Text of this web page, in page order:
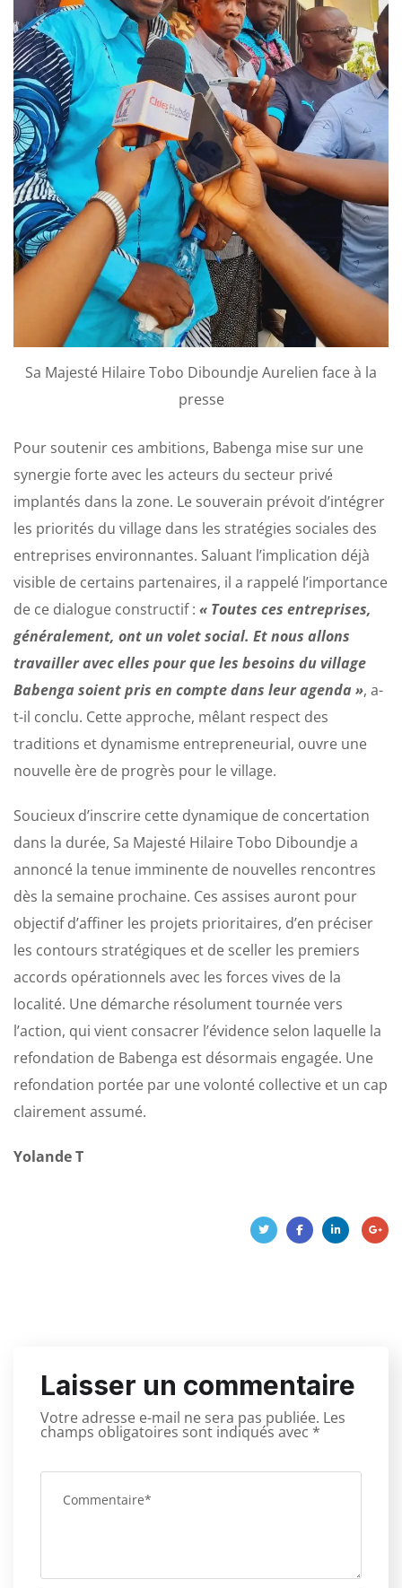
Sa Majesté Hilaire Tobo Diboundje Aurelien face à la
presse
Pour soutenir ces ambitions, Babenga mise sur une
synergie forte avec les acteurs du secteur privé
implantés dans la zone. Le souverain prévoit d’intégrer
les priorités du village dans les stratégies sociales des
entreprises environnantes. Saluant l’implication déjà
visible de certains partenaires, il a rappelé l’importance
de ce dialogue constructif : « Toutes ces entreprises,
généralement, ont un volet social. Et nous allons
travailler avec elles pour que les besoins du village
Babenga soient pris en compte dans leur agenda », a-
t-il conclu. Cette approche, mêlant respect des
traditions et dynamisme entrepreneurial, ouvre une
nouvelle ère de progrès pour le village.
Soucieux d’inscrire cette dynamique de concertation
dans la durée, Sa Majesté Hilaire Tobo Diboundje a
annoncé la tenue imminente de nouvelles rencontres
dès la semaine prochaine. Ces assises auront pour
objectif d’affiner les projets prioritaires, d’en préciser
les contours stratégiques et de sceller les premiers
accords opérationnels avec les forces vives de la
localité. Une démarche résolument tournée vers
l’action, qui vient consacrer l’évidence selon laquelle la
refondation de Babenga est désormais engagée. Une
refondation portée par une volonté collective et un cap
clairement assumé.
Yolande T
Laisser un commentaire
Votre adresse e-mail ne sera pas publiée. Les
champs obligatoires sont indiqués avec *